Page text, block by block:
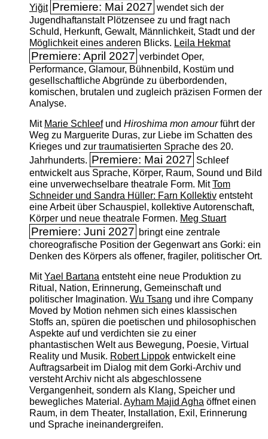
Yiğit Premiere: Mai 2027 wendet sich der
Jugendhaftanstalt Plötzensee zu und fragt nach
Schuld, Herkunft, Gewalt, Männlichkeit, Stadt und der
Möglichkeit eines anderen Blicks. Leila Hekmat
Premiere: April 2027 verbindet Oper,
Performance, Glamour, Bühnenbild, Kostüm und
gesellschaftliche Abgründe zu überbordenden,
komischen, brutalen und zugleich präzisen Formen der
Analyse.
Mit Marie Schleefund Hiroshima mon amourführt der
Weg zu Marguerite Duras, zur Liebe im Schatten des
Krieges und zur traumatisierten Sprache des 20.
Jahrhunderts. Premiere: Mai 2027 Schleef
entwickelt aus Sprache, Körper, Raum, Sound und Bild
eine unverwechselbare theatrale Form. MitTom
Schneider und Sandra Hüller: Farn Kollektiventsteht
eine Arbeit über Schauspiel, kollektive Autorenschaft,
Körper und neue theatrale Formen. Meg Stuart
Premiere: Juni 2027 bringt eine zentrale
choreografische Position der Gegenwart ans Gorki: ein
Denken des Körpers als offener, fragiler, politischer Ort.
MitYael Bartana entsteht eine neue Produktion zu
Ritual, Nation, Erinnerung, Gemeinschaft und
politischer Imagination. Wu Tsang und ihre Company
Moved by Motion nehmen sich eines klassischen
Stoffs an, spüren die poetischen und philosophischen
Aspekte auf und verdichten sie zu einer
phantastischen Welt aus Bewegung, Poesie, Virtual
Reality und Musik. Robert Lippokentwickelt eine
Auftragsarbeit im Dialog mit dem Gorki-Archiv und
versteht Archiv nicht als abgeschlossene
Vergangenheit, sondern als Klang, Speicher und
bewegliches Material. Ayham Majid Agha öffnet einen
Raum, in dem Theater, Installation, Exil, Erinnerung
und Sprache ineinandergreifen.